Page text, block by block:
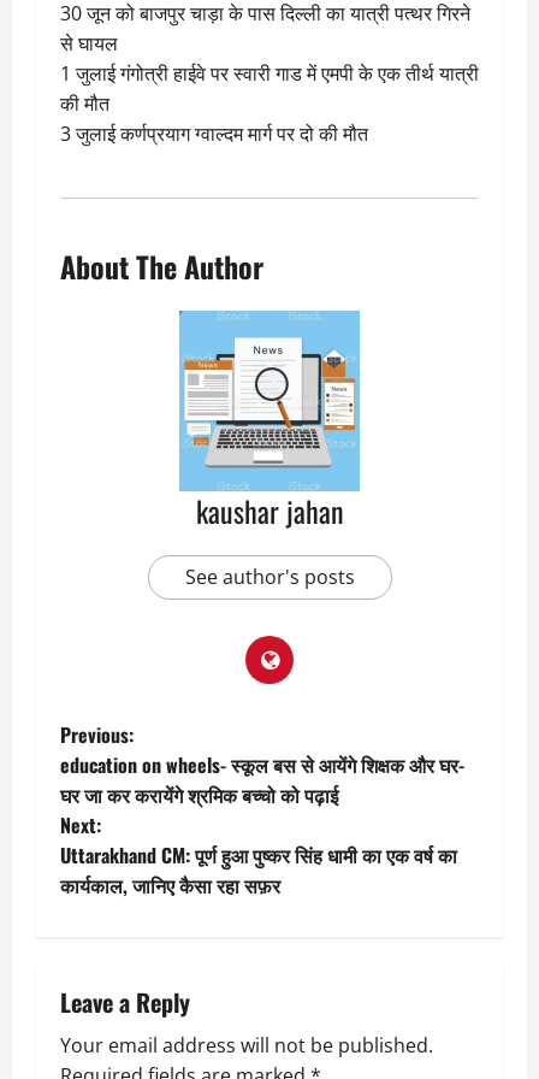
30 जून को बाजपुर चाड़ा के पास दिल्ली का यात्री पत्थर गिरने
से घायल
1 जुलाई गंगोत्री हाईवे पर स्वारी गाड में एमपी के एक तीर्थ यात्री
की मौत
3 जुलाई कर्णप्रयाग ग्वाल्दम मार्ग पर दो की मौत
About The Author
kaushar jahan
See author's posts
P
o
s
t
a
v
Previous:
education on wheels- स्कूल बस से आयेंगे शिक्षक और घर-
घर जा कर करायेंगे श्रमिक बच्चो को पढ़ाई
Next:
Uttarakhand CM: पूर्ण हुआ पुष्कर सिंह धामी का एक वर्ष का
कार्यकाल, जानिए कैसा रहा सफ़र
Leave a Reply
Your email address will not be published.